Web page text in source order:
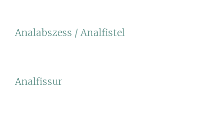
Analabszess / Analfistel
Analfissur